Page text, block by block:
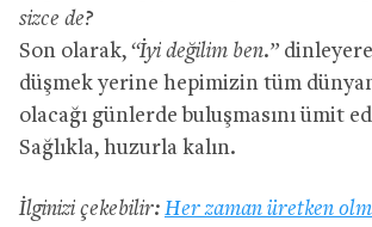
sizce de?
Son olarak, “İyi değilim ben.”
düşmek yerine hepimizin tüm
olacağı günlerde buluşmasını ümit
Sağlıkla, huzurla kalın.
İlginizi çekebilir: Her zaman üretken